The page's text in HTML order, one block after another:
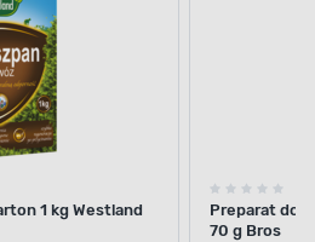
ma formę koncentratu.
roztworu wodnego
rozpocząć jego aplikację.
1 kg Westland
Preparat do
70 g Bros